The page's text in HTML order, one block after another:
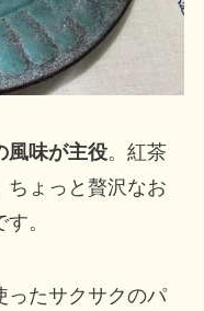
風味が主役。紅茶
ちょっと贅沢なお
。
ったサクサクのパ